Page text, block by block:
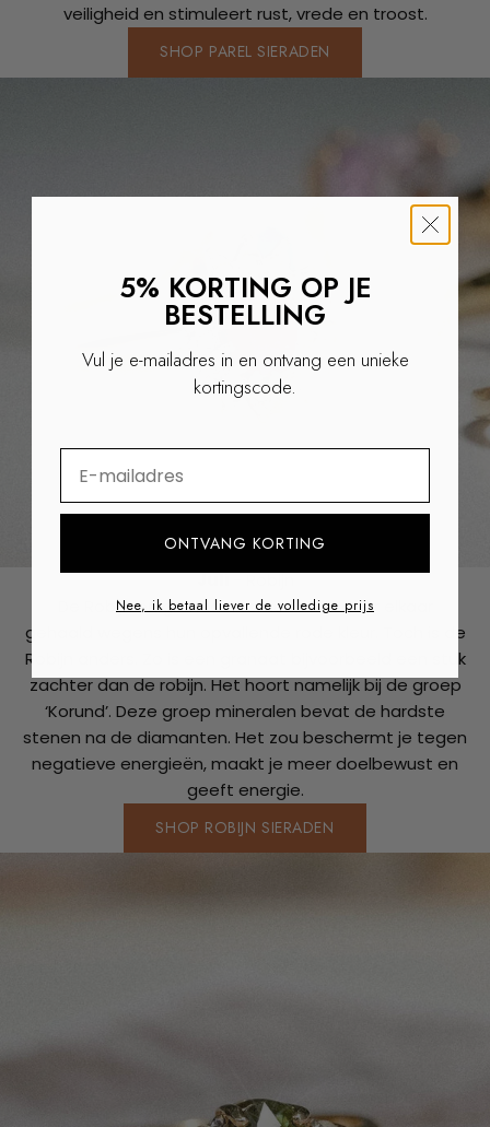
veiligheid en stimuleert rust, vrede en troost.
SHOP PAREL SIERADEN
Juli- Robijn
De Robijn en granaat worden vaak door elkaar
gehaald wegens hun opvallende rode kleur. Toch is de
Robijn anders. Zo is een granaat bijvoorbeeld een stuk
zachter dan de robijn. Het hoort namelijk bij de groep
‘Korund’. Deze groep mineralen bevat de hardste
stenen na de diamanten. Het zou beschermt je tegen
negatieve energieën, maakt je meer doelbewust en
geeft energie.
SHOP ROBIJN SIERADEN
5% KORTING OP JE
BESTELLING
Vul je e-mailadres in en ontvang een unieke
kortingscode.
ONTVANG KORTING
Nee, ik betaal liever de volledige prijs